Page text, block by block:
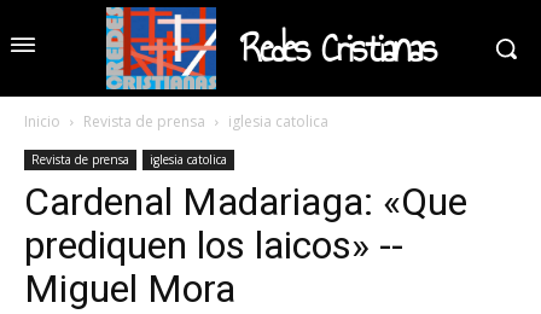
Redes Cristianas
Inicio Revista de prensa iglesia catolica
Revista de prensa iglesia catolica
Cardenal Madariaga: «Que
prediquen los laicos» --
Miguel Mora